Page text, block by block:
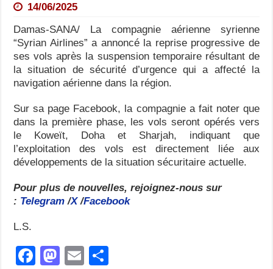
14/06/2025
Damas-SANA/ La compagnie aérienne syrienne
“Syrian Airlines” a annoncé la reprise progressive de
ses vols après la suspension temporaire résultant de
la situation de sécurité d’urgence qui a affecté la
navigation aérienne dans la région.
Sur sa page Facebook, la compagnie a fait noter que
dans la première phase, les vols seront opérés vers
le Koweït, Doha et Sharjah, indiquant que
l’exploitation des vols est directement liée aux
développements de la situation sécuritaire actuelle.
Pour plus de nouvelles, rejoignez-nous sur
: Telegram/X/Facebook
L.S.
F
M
E